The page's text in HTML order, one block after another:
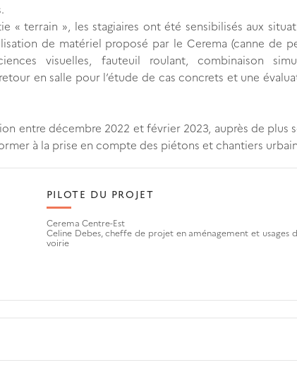
« terrain », les stagiaires ont été sensibilisés aux
de matériel proposé par le Cerema (canne de
visuelles, fauteuil roulant, combinaison
en salle pour l’étude de cas concrets et une
entre décembre 2022 et février 2023, auprès de plus
à la prise en compte des piétons et chantiers
PILOTE DU PROJET
Cerema Centre-Est
Celine Debes, cheffe de projet en aménagement et usages
voirie